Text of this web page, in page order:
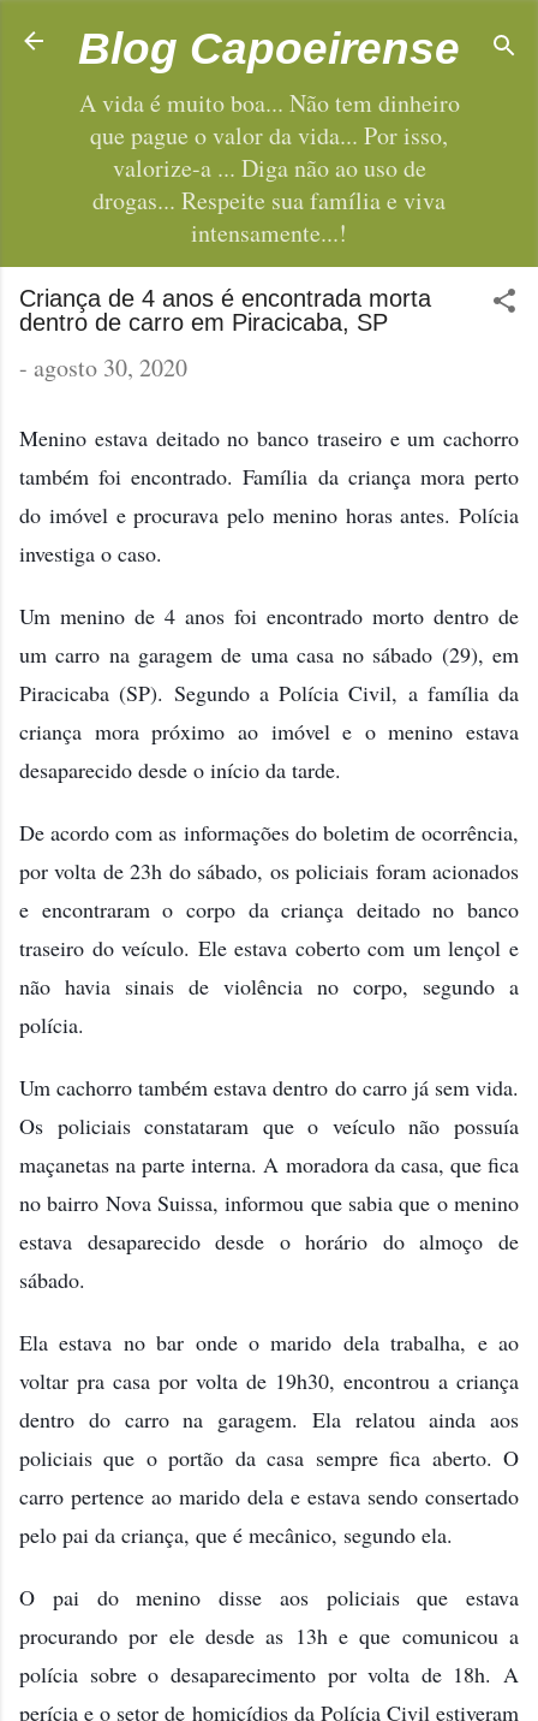
Pular para o conteúdo principal
Blog Capoeirense
A vida é muito boa... Não tem dinheiro
que pague o valor da vida... Por isso,
valorize-a ... Diga não ao uso de
drogas... Respeite sua família e viva
intensamente...!
Criança de 4 anos é encontrada morta
dentro de carro em Piracicaba, SP
- agosto 30, 2020
Menino estava deitado no banco traseiro e um cachorro
também foi encontrado. Família da criança mora perto
do imóvel e procurava pelo menino horas antes. Polícia
investiga o caso.
Um menino de 4 anos foi encontrado morto dentro de
um carro na garagem de uma casa no sábado (29), em
Piracicaba (SP). Segundo a Polícia Civil, a família da
criança mora próximo ao imóvel e o menino estava
desaparecido desde o início da tarde.
De acordo com as informações do boletim de ocorrência,
por volta de 23h do sábado, os policiais foram acionados
e encontraram o corpo da criança deitado no banco
traseiro do veículo. Ele estava coberto com um lençol e
não havia sinais de violência no corpo, segundo a
polícia.
Um cachorro também estava dentro do carro já sem vida.
Os policiais constataram que o veículo não possuía
maçanetas na parte interna. A moradora da casa, que fica
no bairro Nova Suissa, informou que sabia que o menino
estava desaparecido desde o horário do almoço de
sábado.
Ela estava no bar onde o marido dela trabalha, e ao
voltar pra casa por volta de 19h30, encontrou a criança
dentro do carro na garagem. Ela relatou ainda aos
policiais que o portão da casa sempre fica aberto. O
carro pertence ao marido dela e estava sendo consertado
pelo pai da criança, que é mecânico, segundo ela.
O pai do menino disse aos policiais que estava
procurando por ele desde as 13h e que comunicou a
polícia sobre o desaparecimento por volta de 18h. A
perícia e o setor de homicídios da Polícia Civil estiveram